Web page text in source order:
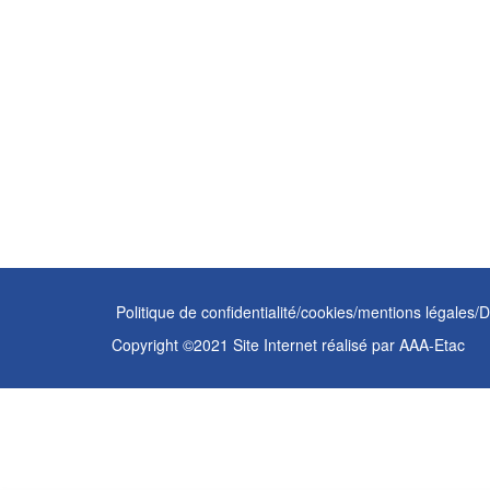
Politique de confidentialité/cookies/mentions légales/
Copyright ©2021 Site Internet réalisé par AAA-Etac